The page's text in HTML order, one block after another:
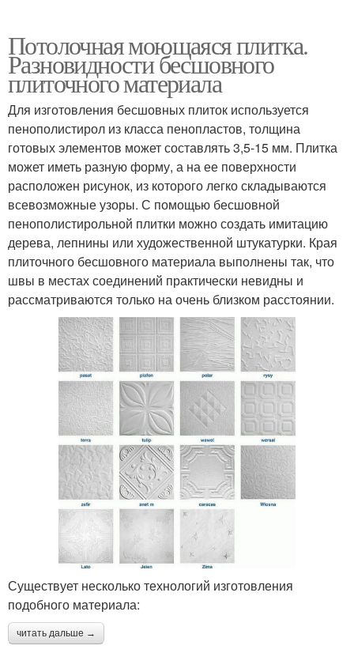
Потолочная моющаяся плитка.
Разновидности бесшовного
плиточного материала
Для изготовления бесшовных плиток используется
пенополистирол из класса пенопластов, толщина
готовых элементов может составлять 3,5-15 мм. Плитка
может иметь разную форму, а на ее поверхности
расположен рисунок, из которого легко складываются
всевозможные узоры. С помощью бесшовной
пенополистирольной плитки можно создать имитацию
дерева, лепнины или художественной штукатурки. Края
плиточного бесшовного материала выполнены так, что
швы в местах соединений практически невидны и
рассматриваются только на очень близком расстоянии.
Существует несколько технологий изготовления
подобного материала:
читать дальше →